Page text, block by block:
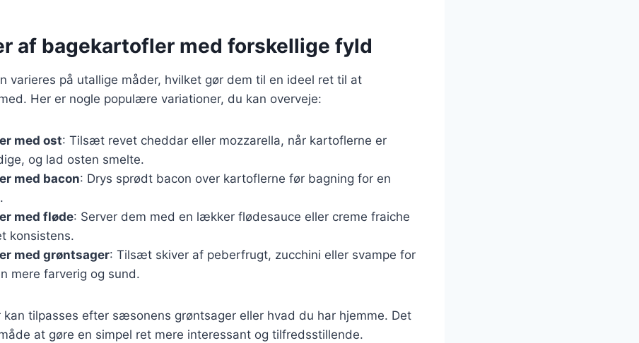
af bagekartofler med forskellige fyld
varieres på utallige måder, hvilket gør dem til en ideel ret til at
Her er nogle populære variationer, du kan overveje:
med ost: Tilsæt revet cheddar eller mozzarella, når kartoflerne er
og lad osten smelte.
med bacon: Drys sprødt bacon over kartoflerne før bagning for en
med fløde: Server dem med en lækker flødesauce eller creme fraiche
konsistens.
med grøntsager: Tilsæt skiver af peberfrugt, zucchini eller svampe for
mere farverig og sund.
kan tilpasses efter sæsonens grøntsager eller hvad du har hjemme. Det
at gøre en simpel ret mere interessant og tilfredsstillende.